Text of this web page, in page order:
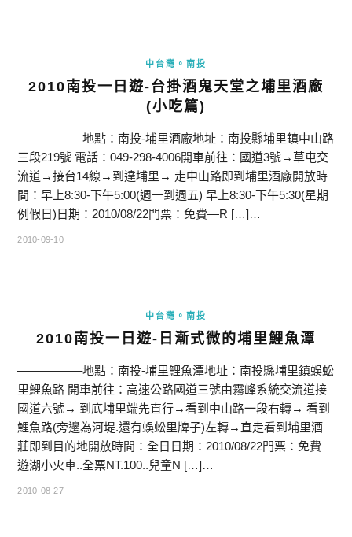
中台灣。南投
2010南投一日遊-台掛酒鬼天堂之埔里酒廠
(小吃篇)
—————–地點：南投-埔里酒廠地址：南投縣埔里鎮中山路
三段219號 電話：049-298-4006開車前往：國道3號→草屯交
流道→接台14線→到達埔里→ 走中山路即到埔里酒廠開放時
間：早上8:30-下午5:00(週一到週五) 早上8:30-下午5:30(星期
例假日)日期：2010/08/22門票：免費—R […]…
2010-09-10
中台灣。南投
2010南投一日遊-日漸式微的埔里鯉魚潭
—————–地點：南投-埔里鯉魚潭地址：南投縣埔里鎮蜈蚣
里鯉魚路 開車前往：高速公路國道三號由霧峰系統交流道接
國道六號→ 到底埔里端先直行→看到中山路一段右轉→ 看到
鯉魚路(旁邊為河堤.還有蜈蚣里牌子)左轉→直走看到埔里酒
莊即到目的地開放時間：全日日期：2010/08/22門票：免費
遊湖小火車..全票NT.100..兒童N […]…
2010-08-27